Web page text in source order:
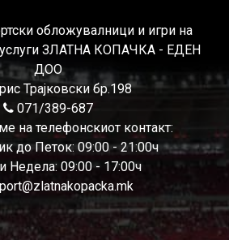
обложувалници и игри на
услуги ЗЛАТНА КОПАЧКА - ЕДЕН
ДОО
Трајковски бр.198
071/389-687
на телефонскиот контакт:
до Петок: 09:00 - 21:00ч
Недела: 09:00 - 17:00ч